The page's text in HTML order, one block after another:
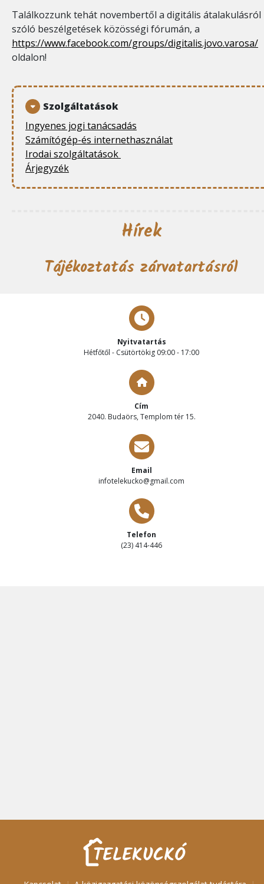
Találkozzunk tehát novembertől a digitális átalakulásról
szóló beszélgetések közösségi fórumán, a
https://www.facebook.com/groups/digitalis.jovo.varosa/
oldalon!
Szolgáltatások
Ingyenes jogi tanácsadás
Számítógép-és internethasználat
Irodai szolgáltatások
Árjegyzék
Hírek
Tájékoztatás zárvatartásról
Nyitvatartás
Hétfőtől - Csütörtökig 09:00 - 17:00
Cím
2040. Budaörs, Templom tér 15.
Email
infotelekucko@gmail.com
Telefon
(23) 414-446